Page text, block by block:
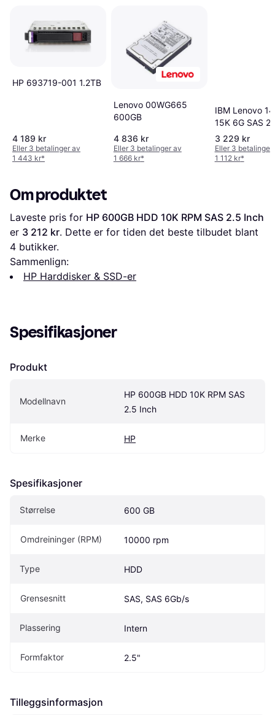
HP 693719-001 1.2TB
4 189 kr
Eller 3 betalinger av
1 443 kr*
Lenovo 00WG665
600GB
4 836 kr
Eller 3 betalinger av
1 666 kr*
IBM Lenovo
15K 6G SAS
15000 Rpm
3 229 kr
Eller 3 betalinger
1 112 kr*
Om produktet
Laveste pris for HP 600GB HDD 10K RPM SAS 2.5 Inch
er 3 212 kr
4 butikker.
Sammenlign:
HP Harddisker & SSD-er
Spesifikasjoner
Produkt
Modellnavn
HP 600GB HDD 10K RPM SAS
2.5 Inch
Merke HP
Spesifikasjoner
Størrelse 600 GB
Omdreininger (RPM) 10000 rpm
Type HDD
Grensesnitt SAS, SAS 6Gb/s
Plassering Intern
Formfaktor 2.5"
Tilleggsinformasjon